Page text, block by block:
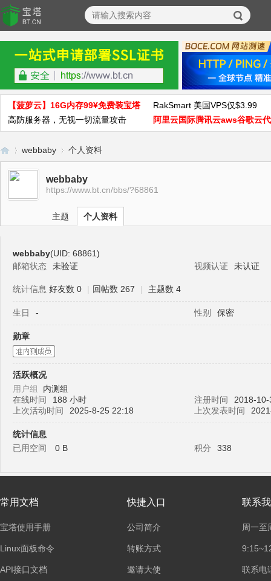
【菠萝云】16G内存99¥免费装宝塔
RakSmart 美国VPS仅$3.99
高防服务器，无视一切流量攻击
阿里云国际腾讯云aws谷歌云
宝
板
›
webbaby 个人资料
webbaby
https://www.bt.cn/bbs/?68861
主题 个人资料
webbaby(UID: 68861)
邮箱状态
未验证 视频认证 未认证
统计信息 好友数 0 | 回帖数 267 | 主题数 4
生日 - 性别 保密
勋章
活跃概况
用户组 内测组
在线时间
188 小时 注册时间
2018-
上次活动时间
2025-8-25 22:18 上次发表时间
统计信息
已用空间
0 B 积分 338
常用文档
宝塔使用手册
Linux面板命令
API接口文档
快捷入口
公司简介
转账方式
邀请大使
联系
周一至
联系电